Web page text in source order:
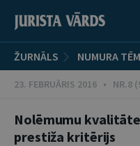
ŽURNĀLS NUMURA
23. FEBRUĀRIS 2016 • NR.8
Nolēmumu
prestiža kritērijs